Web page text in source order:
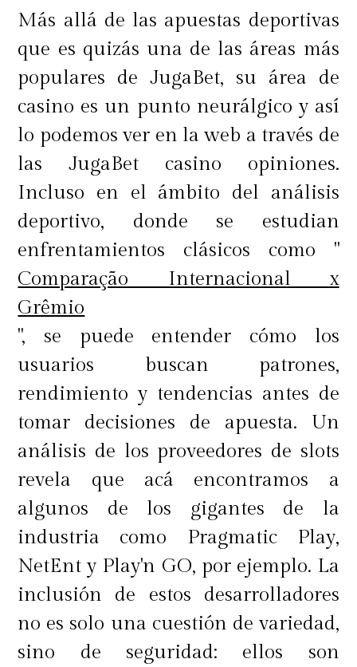
Pantalla y periféricos
Otro punto donde se puede ahorrar
es en la pantalla y los periféricos.
Mientras que muchos usuarios
buscan pantallas de alta resolución,
para tareas cotidianas una
resolución estándar puede ser más
que suficiente. Lo mismo aplica
para periféricos como teclados,
ratones y cámaras web, donde las
versiones básicas ofrecen un
rendimiento similar a sus versiones
premium, a menos que se busquen
características muy específicas.
Dónde encontrar ofertas y cómo
aprovecharlas
Más allá de las apuestas deportivas
que es quizás una de las áreas más
populares de JugaBet, su área de
casino es un punto neurálgico y así
lo podemos ver en la web a través de
las JugaBet casino opiniones.
Incluso en el ámbito del análisis
deportivo, donde se estudian
enfrentamientos clásicos como "
Comparação Internacional x
Grêmio
", se puede entender cómo los
usuarios buscan patrones,
rendimiento y tendencias antes de
tomar decisiones de apuesta. Un
análisis de los proveedores de slots
revela que acá encontramos a
algunos de los gigantes de la
industria como Pragmatic Play,
NetEnt y Play'n GO, por ejemplo. La
inclusión de estos desarrolladores
no es solo una cuestión de variedad,
sino de seguridad: ellos son